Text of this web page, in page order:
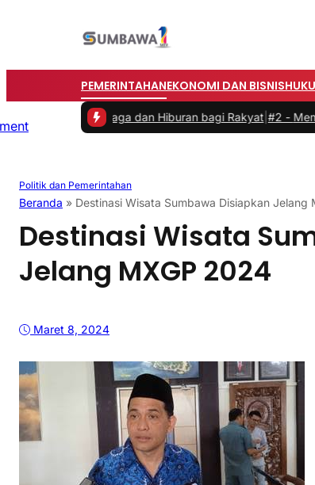
PEMERINTAHANEKONOMI DAN BISNIS
Olahraga dan Hiburan bagi Rakyat|#2 -Memasuki
Politik dan Pemerintahan
Beranda » Destinasi Wisata Sumbawa Disiapkan Jelang
Destinasi Wisata
Jelang MXGP 2024
Maret 8, 2024